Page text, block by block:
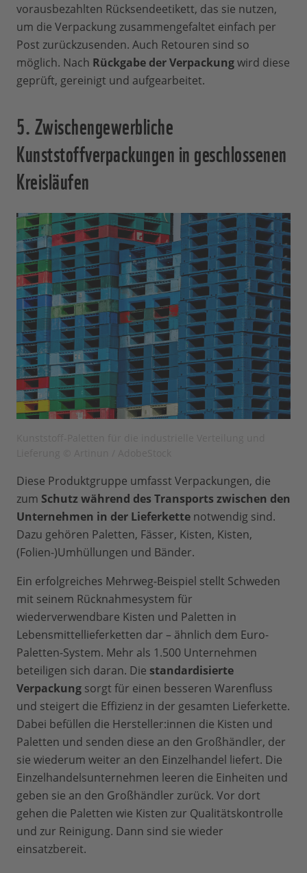
vorausbezahlten Rücksendeetikett, das sie nutzen,
um die Verpackung zusammengefaltet einfach per
Post zurückzusenden. Auch Retouren sind so
möglich. Nach Rückgabe der Verpackungwird diese
geprüft, gereinigt und aufgearbeitet.
5. Zwischengewerbliche
Kunststoffverpackungen in geschlossenen
Kreisläufen
Diese Produktgruppe umfasst Verpackungen, die
zum Schutz während des Transports zwischen den
Unternehmen in der Lieferkette notwendig sind.
Dazu gehören Paletten, Fässer, Kisten, Kisten,
(Folien-)Umhüllungen und Bänder.
Ein erfolgreiches Mehrweg-Beispiel stellt Schweden
mit seinem Rücknahmesystem für
wiederverwendbare Kisten und Paletten in
Lebensmittellieferketten dar – ähnlich dem Euro-
Paletten-System. Mehr als 1.500 Unternehmen
beteiligen sich daran. Die standardisierte
Verpackung sorgt für einen besseren Warenfluss
und steigert die Effizienz in der gesamten Lieferkette.
Dabei befüllen die Hersteller:innen die Kisten und
Paletten und senden diese an den Großhändler, der
sie wiederum weiter an den Einzelhandel liefert. Die
Einzelhandelsunternehmen leeren die Einheiten und
geben sie an den Großhändler zurück. Vor dort
gehen die Paletten wie Kisten zur Qualitätskontrolle
und zur Reinigung. Dann sind sie wieder
einsatzbereit.